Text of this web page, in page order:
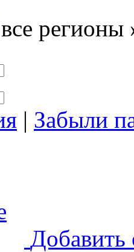
регионы
| Забыли
Добавить